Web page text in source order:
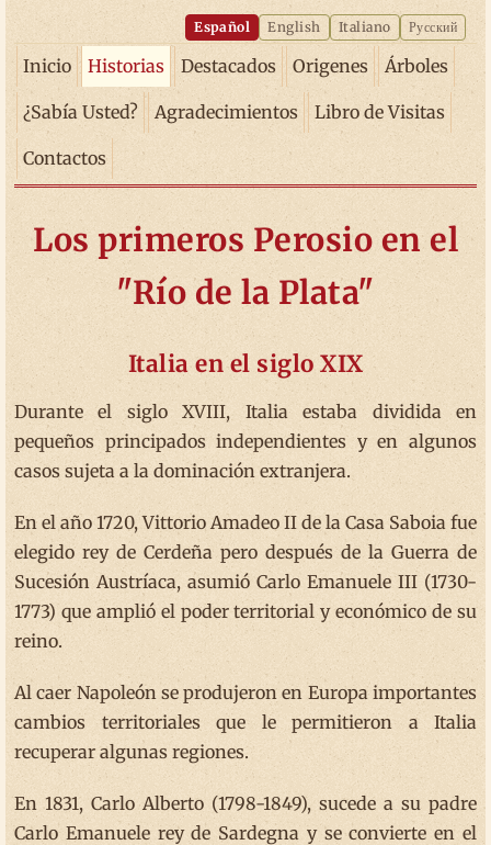
Español English Italiano Русский
Inicio Historias Destacados Origenes Árboles
¿Sabía Usted? Agradecimientos Libro de Visitas
Contactos
Los primeros Perosio en el
"Río de la Plata"
Italia en el siglo XIX
Durante el siglo XVIII, Italia estaba dividida en
pequeños principados independientes y en algunos
casos sujeta a la dominación extranjera.
En el año 1720, Vittorio Amadeo II de la Casa Saboia fue
elegido rey de Cerdeña pero después de la Guerra de
Sucesión Austríaca, asumió Carlo Emanuele III (1730-
1773) que amplió el poder territorial y económico de su
reino.
Al caer Napoleón se produjeron en Europa importantes
cambios territoriales que le permitieron a Italia
recuperar algunas regiones.
En 1831, Carlo Alberto (1798-1849), sucede a su padre
Carlo Emanuele rey de Sardegna y se convierte en el